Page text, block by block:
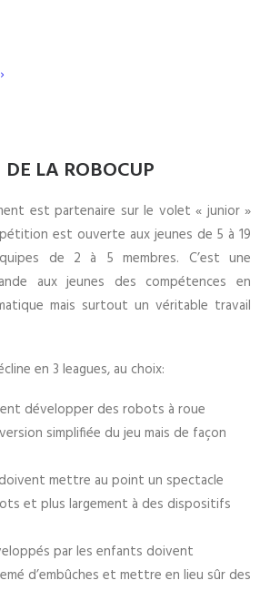
et structures affiliées des 12
des équipes de jeunes sur
aquitain.
LA ROBOCUP
est partenaire sur le volet « junior »
est ouverte aux jeunes de 5 à 19
de 2 à 5 membres. C’est une
aux jeunes des compétences en
mais surtout un véritable travail
en 3 leagues, au choix:
développer des robots à roue
simplifiée du jeu mais de façon
mettre au point un spectacle
et plus largement à des dispositifs
par les enfants doivent
d’embûches et mettre en lieu sûr des